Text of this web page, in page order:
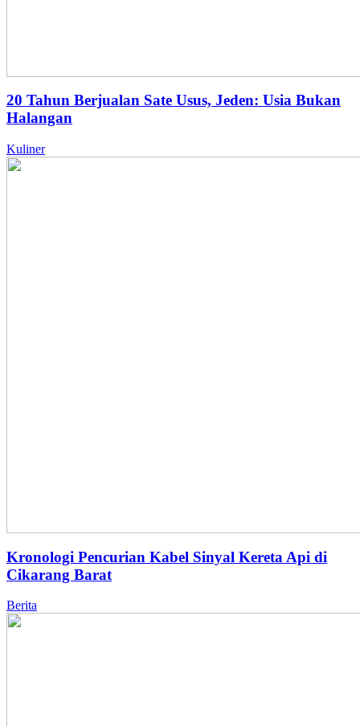
20 Tahun Berjualan Sate Usus, Jeden: Usia Bukan
Halangan
Kuliner
Kronologi Pencurian Kabel Sinyal Kereta Api di
Cikarang Barat
Berita